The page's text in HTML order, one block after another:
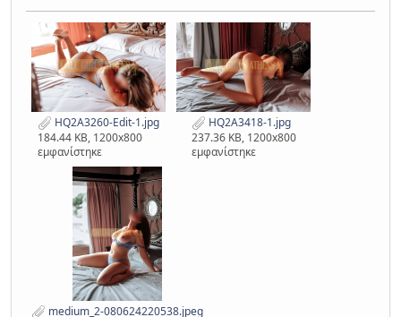
HQ2A3260-Edit-1.jpg
184.44 KB, 1200x800
εμφανίστηκε
HQ2A3418-1.jpg
237.36 KB, 1200x800
εμφανίστηκε
medium_2-080624220538.jpeg